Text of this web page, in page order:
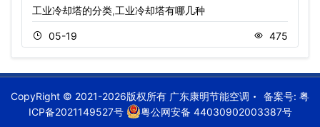
工业冷却塔的分类,工业冷却塔有哪几种
05-19 475
CopyRight © 2021-2026版权所有 广东康明节能空调 备案号: 粤
ICP备2021149527号
粤公网安备 44030902003387号